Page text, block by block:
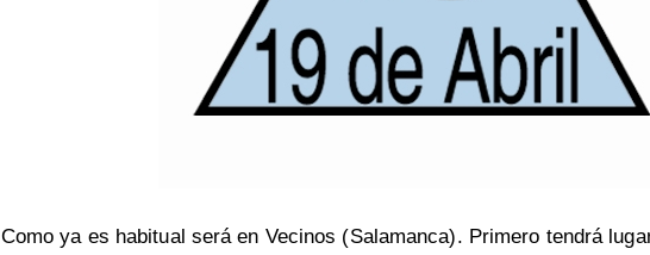
Como ya es habitual será en Vecinos (Salamanca). Primero tendrá